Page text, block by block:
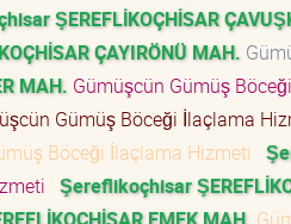
ŞEREFLİKOÇHİSAR
ÇAYIRÖNÜ MAH.
MAH. Gümüşcün Gümüş
Gümüş Böceği İlaçlama
Böceği İlaçlama Hizmeti
Şereflikoçhisar